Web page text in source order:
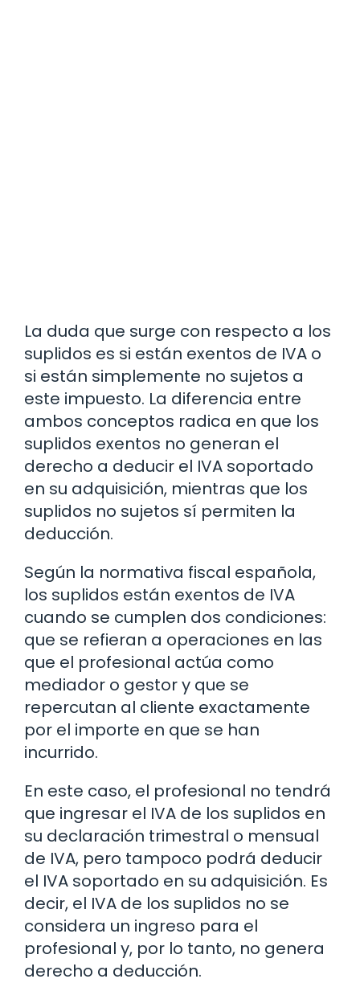
La duda que surge con respecto a los
suplidos es si están exentos de IVA o
si están simplemente no sujetos a
este impuesto. La diferencia entre
ambos conceptos radica en que los
suplidos exentos no generan el
derecho a deducir el IVA soportado
en su adquisición, mientras que los
suplidos no sujetos sí permiten la
deducción.
Según la normativa fiscal española,
los suplidos están exentos de IVA
cuando se cumplen dos condiciones:
que se refieran a operaciones en las
que el profesional actúa como
mediador o gestor y que se
repercutan al cliente exactamente
por el importe en que se han
incurrido.
En este caso, el profesional no tendrá
que ingresar el IVA de los suplidos en
su declaración trimestral o mensual
de IVA, pero tampoco podrá deducir
el IVA soportado en su adquisición. Es
decir, el IVA de los suplidos no se
considera un ingreso para el
profesional y, por lo tanto, no genera
derecho a deducción.